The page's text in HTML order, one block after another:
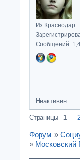
Из Краснодар
Сообщений:
Неактивен
Страницы 1 2
Форум »
» Московский